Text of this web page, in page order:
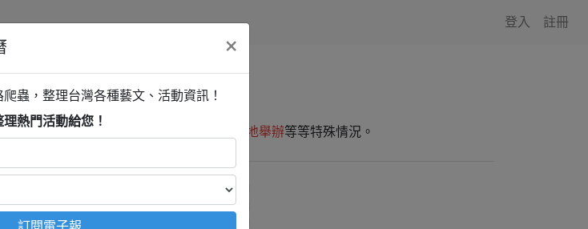
登入 註冊
畫Ⅱ 潘神之子
疫情影響、例行休館日 移師外地舉辦等等特殊情況。
×
蟲，整理台灣各種藝文、活動資訊！
熱門活動給您！